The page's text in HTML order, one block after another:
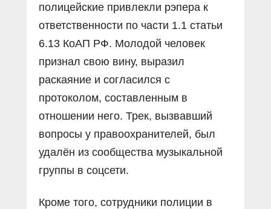
полицейские привлекли рэпера к
ответственности по части 1.1 статьи
6.13 КоАП РФ. Молодой человек
признал свою вину, выразил
раскаяние и согласился с
протоколом, составленным в
отношении него. Трек, вызвавший
вопросы у правоохранителей, был
удалён из сообщества музыкальной
группы в соцсети.
Кроме того, сотрудники полиции в